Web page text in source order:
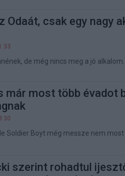
Odaát, csak egy nagy
de még nincs meg a jó alkalom.
már most több évadot
Soldier Boyt még messze nem
szerint rohadtul